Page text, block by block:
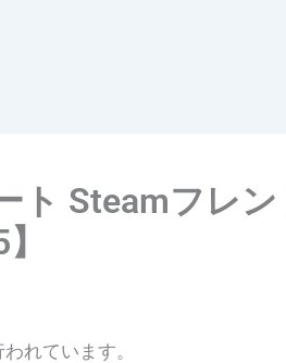
ト Steamフレン
れています。